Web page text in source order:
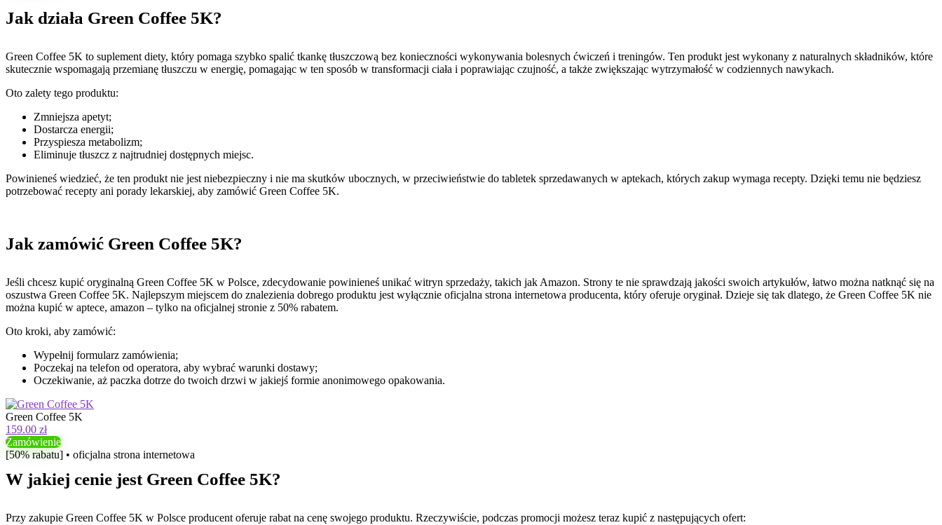
Jak działa Green Coffee 5K?
Green Coffee 5K to suplement diety, który pomaga szybko spalić tkankę tłuszczową bez konieczności wykonywania bolesnych ćwiczeń i treningów. Ten produkt jest wykonany z naturalnych składników, które
skutecznie wspomagają przemianę tłuszczu w energię, pomagając w ten sposób w transformacji ciała i poprawiając czujność, a także zwiększając wytrzymałość w codziennych nawykach.
Oto zalety tego produktu:
Zmniejsza apetyt;
Dostarcza energii;
Przyspiesza metabolizm;
Eliminuje tłuszcz z najtrudniej dostępnych miejsc.
Powinieneś wiedzieć, że ten produkt nie jest niebezpieczny i nie ma skutków ubocznych, w przeciwieństwie do tabletek sprzedawanych w aptekach, których zakup wymaga recepty. Dzięki temu nie będziesz
potrzebować recepty ani porady lekarskiej, aby zamówić Green Coffee 5K.
Jak zamówić Green Coffee 5K?
Jeśli chcesz kupić oryginalną Green Coffee 5K w Polsce, zdecydowanie powinieneś unikać witryn sprzedaży, takich jak Amazon. Strony te nie sprawdzają jakości swoich artykułów, łatwo można natknąć się na
oszustwa Green Coffee 5K. Najlepszym miejscem do znalezienia dobrego produktu jest wyłącznie oficjalna strona internetowa producenta, który oferuje oryginał. Dzieje się tak dlatego, że Green Coffee 5K nie
można kupić w aptece, amazon – tylko na oficjalnej stronie z 50% rabatem.
Oto kroki, aby zamówić:
Wypełnij formularz zamówienia;
Poczekaj na telefon od operatora, aby wybrać warunki dostawy;
Oczekiwanie, aż paczka dotrze do twoich drzwi w jakiejś formie anonimowego opakowania.
Green Coffee 5K
159.00 zł
Zamówienie
[50% rabatu] • oficjalna strona internetowa
W jakiej cenie jest Green Coffee 5K?
Przy zakupie Green Coffee 5K w Polsce producent oferuje rabat na cenę swojego produktu. Rzeczywiście, podczas promocji możesz teraz kupić z następujących ofert: